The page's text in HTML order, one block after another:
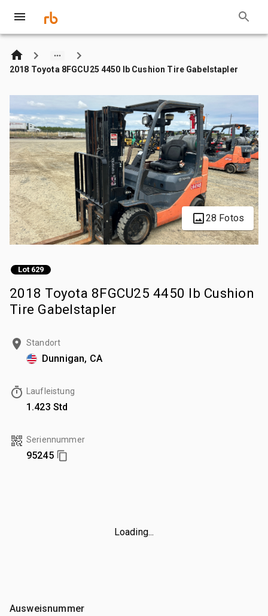
2018 Toyota 8FGCU25 4450 lb Cushion Tire Gabelstapler
28 Fotos
Lot 629
2018 Toyota 8FGCU25 4450 lb Cushion
Tire Gabelstapler
Standort
Dunnigan, CA
Laufleistung
1.423 Std
Seriennummer
95245
Loading...
Ausweisnummer